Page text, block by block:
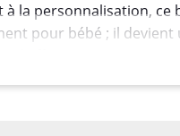
la personnalisation, ce
pour bébé ; il devient
d'affection.
témoigne d'une